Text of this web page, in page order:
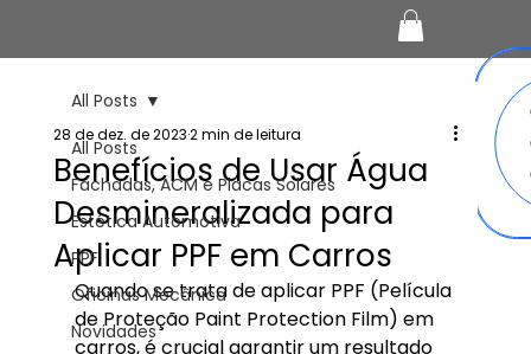
All Posts
Fachadas, ACM e Placas Solares
Estética Automotiva
PPF
Oficinas Mecânica
Novidades
All Posts
Benefícios de Usar Água
Desmineralizada para
Aplicar PPF em Carros
28 de dez. de 20232 min de leitura
Quando se trata de aplicar PPF (Película
de Proteção Paint Protection Film) em
carros, é crucial garantir um resultado